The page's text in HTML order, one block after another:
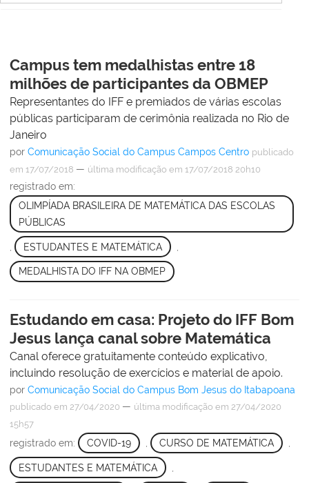
Campus tem medalhistas entre 18
milhões de participantes da OBMEP
Representantes do IFF e premiados de várias escolas
públicas participaram de cerimônia realizada no Rio de
Janeiro
por Comunicação Social do Campus Campos Centro publicado
em 17/07/2018 — última modificação em 17/07/2018 20h10
registrado em:
OLIMPÍADA BRASILEIRA DE MATEMÁTICA DAS ESCOLAS
PÚBLICAS
ESTUDANTES E MATEMÁTICA
MEDALHISTA DO IFF NA OBMEP
Estudando em casa: Projeto do IFF Bom
Jesus lança canal sobre Matemática
Canal oferece gratuitamente conteúdo explicativo,
incluindo resolução de exercícios e material de apoio.
por Comunicação Social do Campus Bom Jesus do Itabapoana
publicado em 27/04/2020 — última modificação em 27/04/2020
15h57
registrado em: COVID-19 CURSO DE MATEMÁTICA
ESTUDANTES E MATEMÁTICA